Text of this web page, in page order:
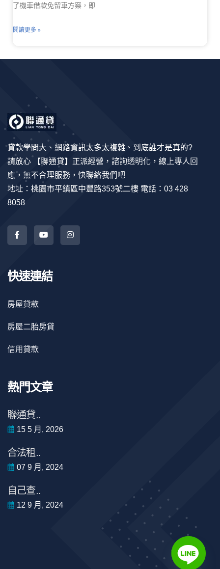
了機車借款免留車方案，即
閱讀更多 »
貸款學問大、網路資訊太多太複雜、到底誰才是真的?
請放心 【聯通貸】正派經營，諮詢透明化，線上專人回
應，無不合理服務，快聯絡我們吧
地址：桃園市平鎮區中豐路353號二樓 電話：03 428
8058
快速連結
房屋貸款
房屋二胎房貸
信用貸款
熱門文章
聯通貸..
15 5 月, 2026
合法租..
07 9 月, 2024
自己查..
12 9 月, 2024